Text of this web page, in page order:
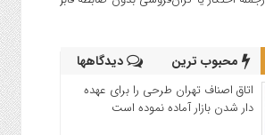
محبوب ترین دیدگاهها
اتاق اصناف تهران طرحی را برای عهده
دار شدن بازار آماده نموده است